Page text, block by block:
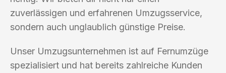
zuverlässigen und erfahrenen Umzugsservice,
sondern auch unglaublich günstige Preise.
Unser Umzugsunternehmen ist auf Fernumzüge
spezialisiert und hat bereits zahlreiche Kunden